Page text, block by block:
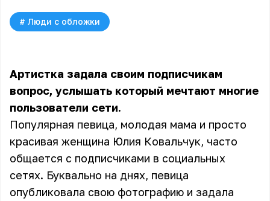
# Люди с обложки
Артистка задала своим подписчикам
вопрос, услышать который мечтают многие
пользователи сети.
Популярная певица, молодая мама и просто
красивая женщина Юлия Ковальчук, часто
общается с подписчиками в социальных
сетях. Буквально на днях, певица
опубликовала свою фотографию и задала